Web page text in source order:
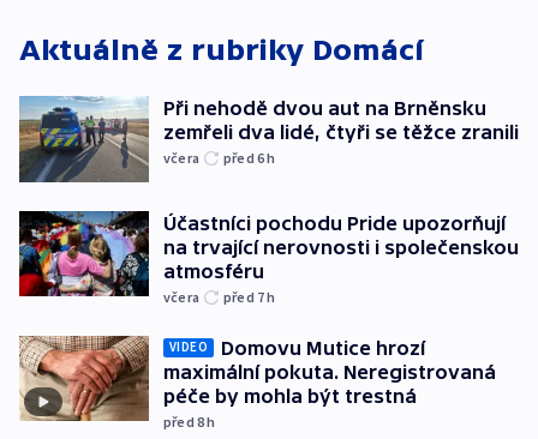
Aktuálně z rubriky Domácí
Při nehodě dvou aut na Brněnsku
zemřeli dva lidé, čtyři se těžce zranili
včera před 6h
Účastníci pochodu Pride upozorňují
na trvající nerovnosti i společenskou
atmosféru
včera před 7h
VIDEO
Domovu Mutice hrozí
maximální pokuta. Neregistrovaná
péče by mohla být trestná
před 8h